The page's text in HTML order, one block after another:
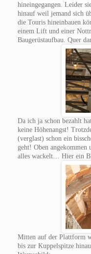
hineingegangen. Leider
hinauf weil jemand sich
die Touris hineinbauen
einem Lift und einer
Baugerüstaufbau. Quer
Da ich ja schon bezahlt
keine Höhenangst!
(verglast) schon ein
geht! Oben angekommen
alles wackelt… Hier ein
Mitten auf der Plattform
bis zur Kuppelspitze